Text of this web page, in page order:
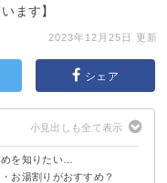
ます】
2023年12月25日 更新
シェア
を知りたい…
こう
お湯割りがおすすめ？